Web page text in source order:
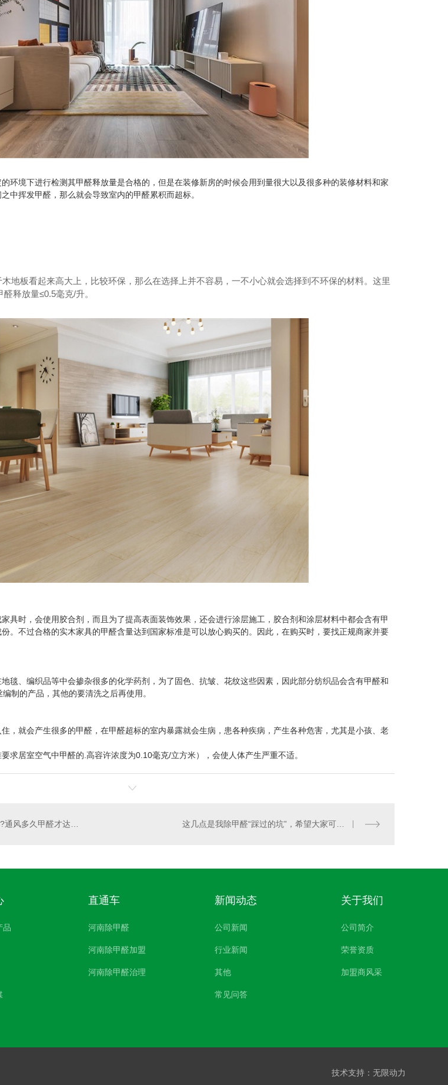
环境下进行检测其甲醛释放量是合格的，但是在装修新房的时候会用到量很大以及很多种的装修材料和家
中挥发甲醛，那么就会导致室内的甲醛累积而超标。
地板看起来高大上，比较环保，那么在选择上并不容易，一不小心就会选择到不环保的材料。这里
释放量≤0.5毫克/升。
具时，会使用胶合剂，而且为了提高表面装饰效果，还会进行涂层施工，胶合剂和涂层材料中都会含有甲
。不过合格的实木家具的甲醛含量达到国家标准是可以放心购买的。因此，在购买时，要找正规商家并要
毯、编织品等中会掺杂很多的化学药剂，为了固色、抗皱、花纹这些因素，因此部分纺织品会含有甲醛和
制的产品，其他的要清洗之后再使用。
，就会产生很多的甲醛，在甲醛超标的室内暴露就会生病，患各种疾病，产生各种危害，尤其是小孩、老
求居室空气中甲醛的.高容许浓度为0.10毫克/立方米），会使人体产生严重不适。
“闷放法”除甲醛有用吗?通风多久甲醛才达标？ 这几点是我除甲醛“踩过的坑”，希望大家可以避免！
品
直通车
河南除甲醛
河南除甲醛加盟
河南除甲醛治理
新闻动态
公司新闻
行业新闻
其他
常见问答
关于我们
公司简介
荣誉资质
加盟商风采
技术支持： 无限动力